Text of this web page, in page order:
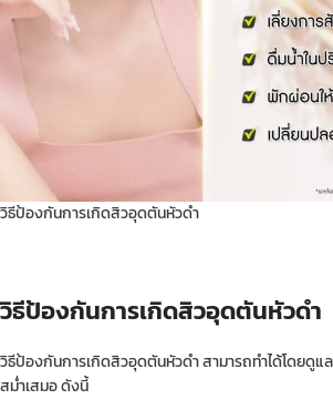
วิธีป้องกันการเกิดสิวอุดตันหัวดำ
วิธีป้องกันการเกิดสิวอุดตันหัวดำ
วิธีป้องกันการเกิดสิวอุดตันหัวดำ สามารถทำได้โดยดูแ
สม่ำเสมอ ดังนี้